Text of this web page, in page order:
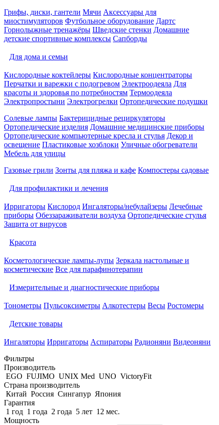
Грифы, диски, гантели Мячи Аксессуары для
миостимуляторов Футбольное оборудование Дартс
Горнолыжные тренажёры Шведские стенки Домашние
детские спортивные комплексы Сапборды
Для дома и семьи
Кислородные коктейлеры Кислородные концентраторы
Перчатки и варежки с подогревом Электроодеяла Для
красоты и здоровья по потребностям Термоодеяла
Электропростыни Электрогрелки Ортопедические подушки
Солевые лампы Бактерицидные рециркуляторы
Ортопедические изделия Домашние медицинские приборы
Ортопедические компьютерные кресла и стулья Декор и
освещение Пластиковые хозблоки Уличные обогреватели
Мебель для улицы
Газовые грили Зонты для пляжа и кафе Компостеры садовые
Для профилактики и лечения
Ирригаторы Кислород Ингаляторы/небулайзеры Лечебные
приборы Обеззараживатели воздуха Ортопедические стулья
Защита от вирусов
Красота
Косметологические лампы-лупы Зеркала настольные и
косметические Все для парафинотерапии
Измерительные и диагностические приборы
Тонометры Пульсоксиметры Алкотестеры Весы Ростомеры
Детские товары
Ингаляторы Ирригаторы Аспираторы Радионяни Видеоняни
Фильтры
Производитель
EGO FUJIMO UNIX Med UNO VictoryFit
Страна производитель
Китай Россия Сингапур Япония
Гарантия
1 год 1 года 2 года 5 лет 12 мес.
Мощность